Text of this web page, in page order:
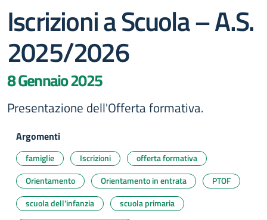
Iscrizioni a Scuola – A.S.
2025/2026
8 Gennaio 2025
Presentazione dell'Offerta formativa.
Argomenti
famiglie Iscrizioni
offerta formativa
Orientamento
Orientamento in entrata
PTOF
scuola dell'infanzia
scuola primaria